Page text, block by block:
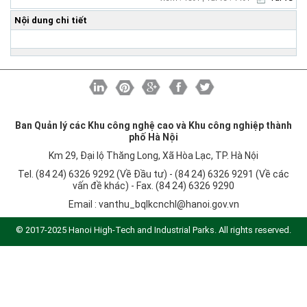
Lao động
Môi trường
Quy hoạch - Xây dựng
Ưu đãi đầu tư
Liên hệ
Nội dung chi tiết
Ban Quản lý các Khu công nghệ cao và Khu công nghiệp thành
phố Hà Nội
Km 29, Đại lộ Thăng Long, Xã Hòa Lạc, TP. Hà Nội
Tel. (84 24) 6326 9292 (Về Đầu tư) - (84 24) 6326 9291 (Về các
vấn đề khác) - Fax. (84 24) 6326 9290
Email : vanthu_bqlkcnchl@hanoi.gov.vn
© 2017-2025 Hanoi High-Tech and Industrial Parks. All rights reserved.